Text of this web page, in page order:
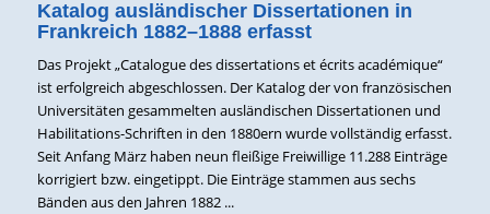
Katalog ausländischer Dissertationen in
Frankreich 1882–1888 erfasst
Das Projekt „Catalogue des dissertations et écrits académique“
ist erfolgreich abgeschlossen. Der Katalog der von französischen
Universitäten gesammelten ausländischen Dissertationen und
Habilitations-Schriften in den 1880ern wurde vollständig erfasst.
Seit Anfang März haben neun fleißige Freiwillige 11.288 Einträge
korrigiert bzw. eingetippt. Die Einträge stammen aus sechs
Bänden aus den Jahren 1882 ...